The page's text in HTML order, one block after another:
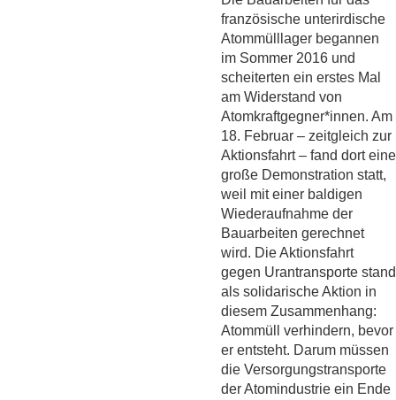
französische unterirdische
Atommülllager begannen
im Sommer 2016 und
scheiterten ein erstes Mal
am Widerstand von
Atomkraftgegner*innen. Am
18. Februar – zeitgleich zur
Aktionsfahrt – fand dort eine
große Demonstration statt,
weil mit einer baldigen
Wiederaufnahme der
Bauarbeiten gerechnet
wird. Die Aktionsfahrt
gegen Urantransporte stand
als solidarische Aktion in
diesem Zusammenhang:
Atommüll verhindern, bevor
er entsteht. Darum müssen
die Versorgungstransporte
der Atomindustrie ein Ende